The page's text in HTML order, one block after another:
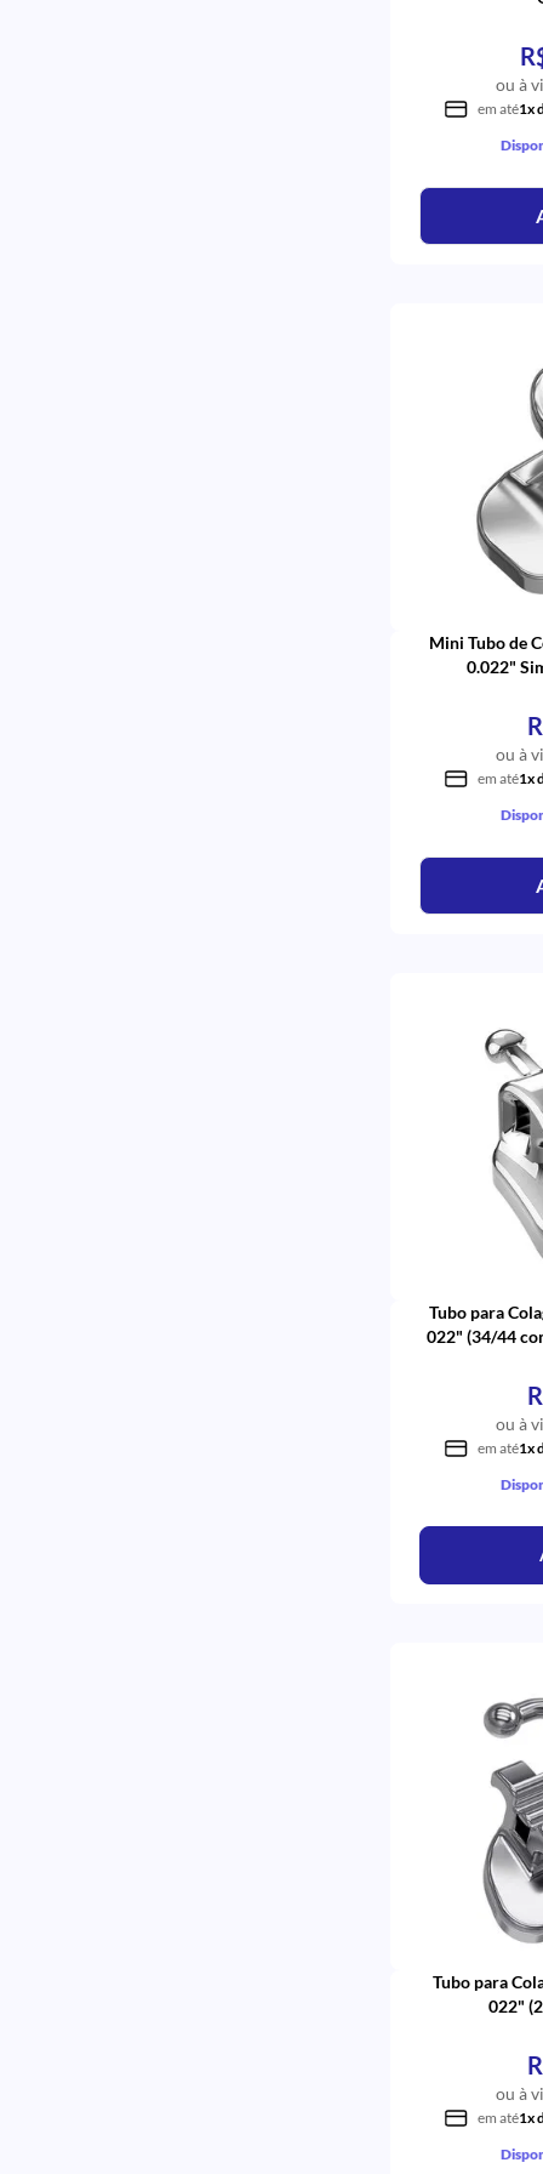
ou à
em até1x
Mini Tubo de
0.022"
ou à
em até1x
Tubo para
022" (34/44
ou à
em até1x
Tubo para
022"
ou à
em até1x